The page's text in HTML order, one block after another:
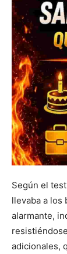
Según el
llevaba a los
alarmante,
adicionales,